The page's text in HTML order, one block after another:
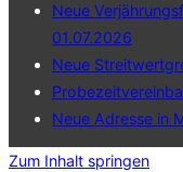
Neue
01.07.2026
Neue
Neue Adresse in
Zum Inhalt springen